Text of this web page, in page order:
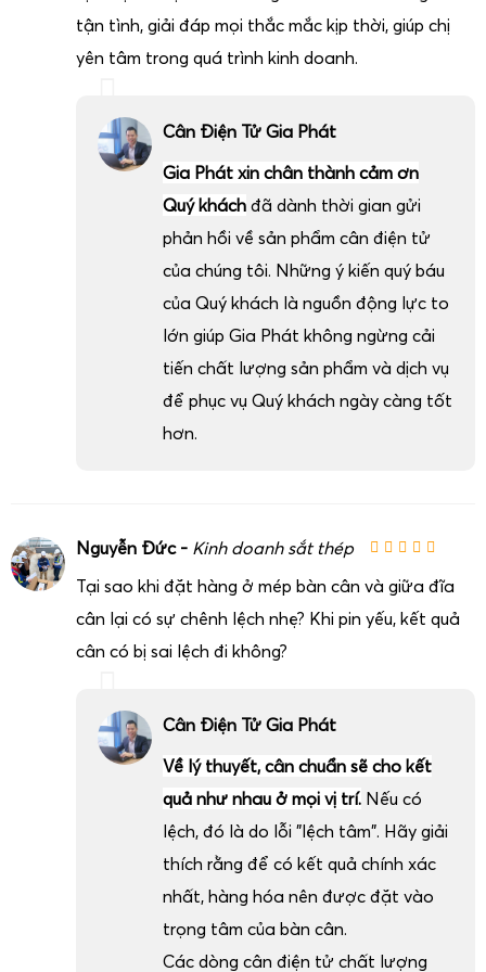
cấp dịch vụ
nâng cấp đầu cân, thay loadcell đời mới, bổ
để kéo dài tuổi thọ hệ thống, tăng tính tự động hóa mà
không cần thay mới toàn bộ, giúp doanh nghiệp tiết kiệm
Anh chị quan tâm tiêu chí lựa chọn cân điện tử 2 tấn
Để khai thác tối đa hiệu quả củacân điện tử 2 tấn, doanh
nghiệp cần lựa chọn đúng dòng cân và cấu hình phù hợp.
Cân Điện Tử Gia Phát luôn tư vấn dựa trên các tiêu chí kỹ
thuật và thực tế vận hành:
Loại hàng hóa cần cân: sắt thép, phế liệu, bao jumbo,
pallet, heo, bò, thành phẩm công nghiệp…
Môi trường làm việc: khô ráo hay ẩm ướt, có hóa
tận tình, giải đáp mọi thắc mắc kịp thời, giúp chị
yên tâm trong quá trình kinh doanh.
Cân Điện Tử Gia Phát
Gia Phát xin chân thành cảm ơn
Quý khách đã dành thời gian gửi
phản hồi về sản phẩm cân điện tử
của chúng tôi. Những ý kiến quý báu
của Quý khách là nguồn động lực to
lớn giúp Gia Phát không ngừng cải
tiến chất lượng sản phẩm và dịch vụ
để phục vụ Quý khách ngày càng tốt
hơn.
Nguyễn Đức - Kinh doanh sắt thép
Tại sao khi đặt hàng ở mép bàn cân và giữa đĩa
cân lại có sự chênh lệch nhẹ? Khi pin yếu, kết quả
cân có bị sai lệch đi không?
Cân Điện Tử Gia Phát
Về lý thuyết, cân chuẩn sẽ cho kết
quả như nhau ở mọi vị trí. Nếu có
lệch, đó là do lỗi "lệch tâm". Hãy giải
thích rằng để có kết quả chính xác
nhất, hàng hóa nên được đặt vào
trọng tâm của bàn cân.
Các dòng cân điện tử chất lượng